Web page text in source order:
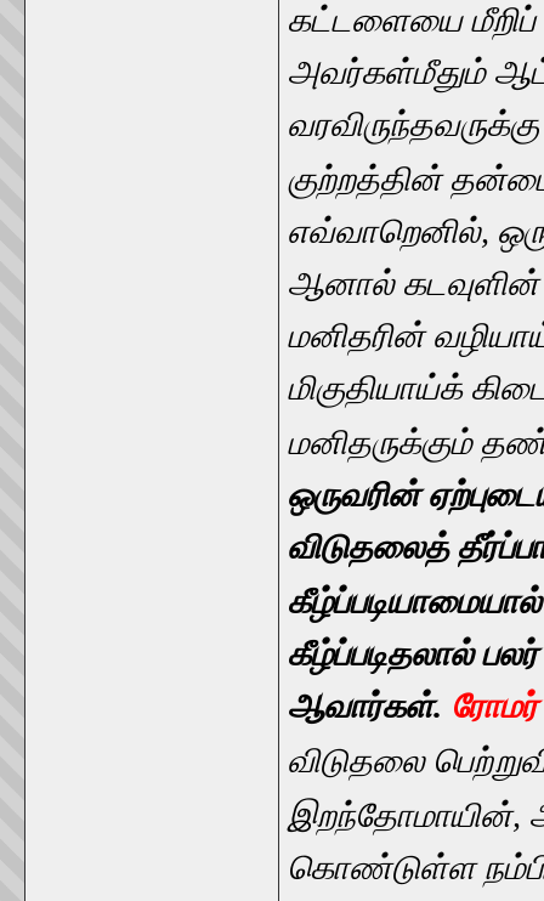
கட்டளையை மீறிப்
அவர்கள்மீதும்
குற்றத்தின்
எவ்வாறெனில்,
ஆனால் கடவுளின்
மனிதரின்
மிகுதியாய்க்
மனிதருக்கும்
ஒருவரின்
விடுதலைத்
கீழ்ப்படிதலால்
ஆவார்கள். ரோமர்
விடுதலை
இறந்தோமாயின்,
கொண்டுள்ள